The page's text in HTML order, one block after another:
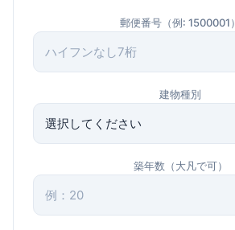
郵便番号（例: 1500001）
建物種別
築年数（大凡で可）